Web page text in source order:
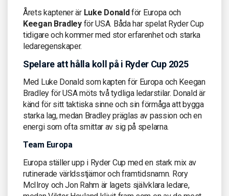
Årets kaptener är Luke Donald för Europa och
Keegan Bradleyför USA. Båda har spelat Ryder Cup
tidigare och kommer med stor erfarenhet och starka
ledaregenskaper.
Spelare att hålla koll på i Ryder Cup 2025
Med Luke Donald som kapten för Europa och Keegan
Bradley för USA möts två tydliga ledarstilar. Donald är
känd för sitt taktiska sinne och sin förmåga att bygga
starka lag, medan Bradley präglas av passion och en
energi som ofta smittar av sig på spelarna.
Team Europa
Europa ställer upp i Ryder Cup med en stark mix av
rutinerade världsstjärnor och framtidsnamn. Rory
McIlroy och Jon Rahm är lagets självklara ledare,